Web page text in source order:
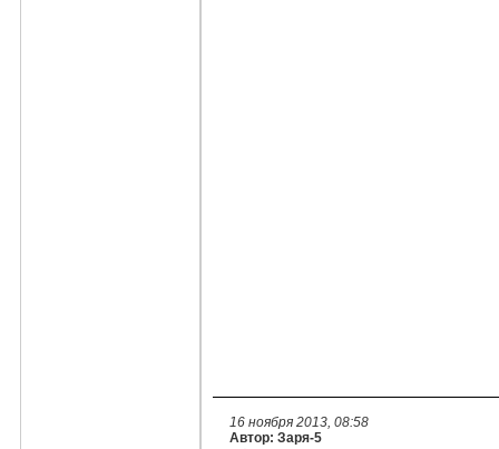
16 ноября 2013, 08:58
Автор: Заря-5